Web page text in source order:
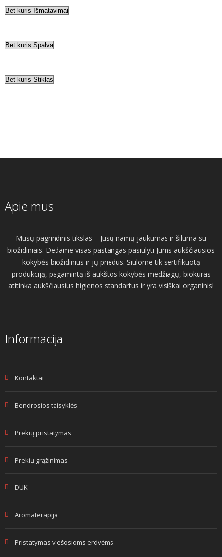
Apie mus
Mūsų pagrindinis tikslas – Jūsų namų jaukumas ir šiluma su
biožidiniais. Dedame visas pastangas pasiūlyti Jums aukščiausios
kokybės biožidinius ir jų priedus. Siūlome tik sertifikuotą
produkciją, pagamintą iš aukštos kokybės medžiagų, biokuras
atitinka aukščiausius higienos standartus ir yra visiškai organinis!
Informacija
Kontaktai
Bendrosios taisyklės
Prekių pristatymas
Prekių grąžinimas
DUK
Aromaterapija
Pristatymas viešosioms erdvėms